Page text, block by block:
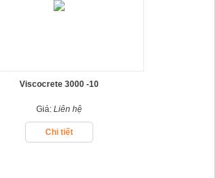
Viscocrete 3000 -10
Giá: Liên hệ
Chi tiết